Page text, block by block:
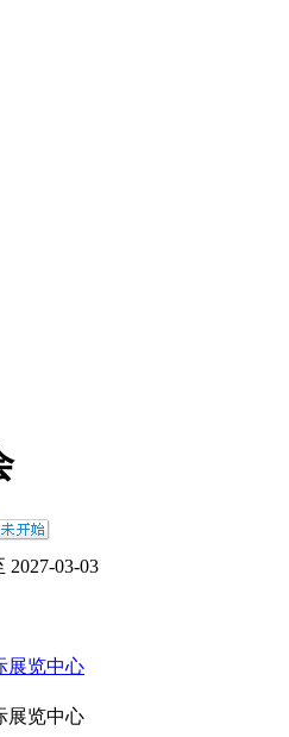
2027-03-03
展览中心
展览中心